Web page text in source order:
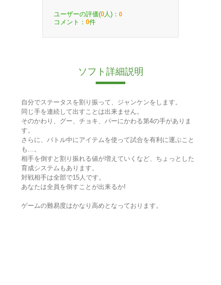
ユーザーの評価(0 人)： 0
コメント： 0件
ソフト詳細説明
自分でステータスを割り振って、ジャンケンをします。
同じ手を連続して出すことは出来ません。
そのかわり、グー、チョキ、パーにかわる第4の手がありま
す。
さらに、バトル中にアイテムを使って試合を有利に運ぶこと
も…。
相手を倒すと割り振れる値が増えていくなど、ちょっとした
育成システムもあります。
対戦相手は全部で15人です。
あなたは全員を倒すことが出来るか!
ゲームの難易度はかなり高めとなっております。